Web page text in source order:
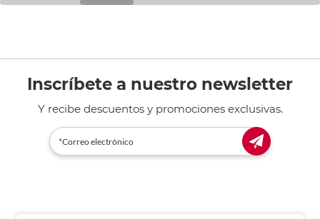
Inscríbete a nuestro newsletter
Y recibe descuentos y promociones exclusivas.